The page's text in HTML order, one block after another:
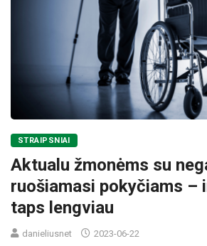
STRAIPSNIAI
Aktualu žmonėms su
ruošiamasi pokyčiams –
taps lengviau
danieliusnet 2023-06-22